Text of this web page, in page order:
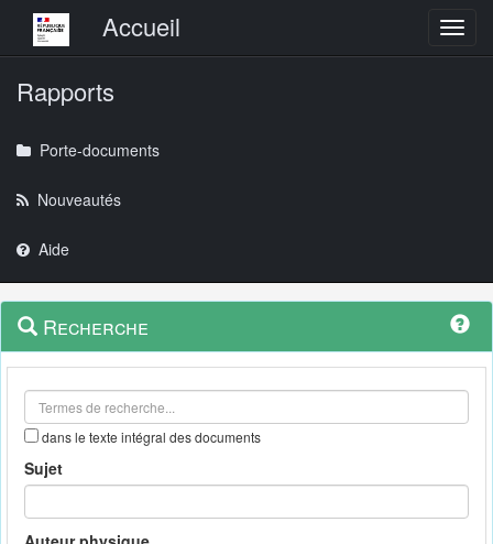
Menu principalAccueil
Rapports
Porte-documents
Nouveautés
Aide
Navigation
outils
Menu
contextuel
Recherche
dans le texte intégral des documents
Sujet